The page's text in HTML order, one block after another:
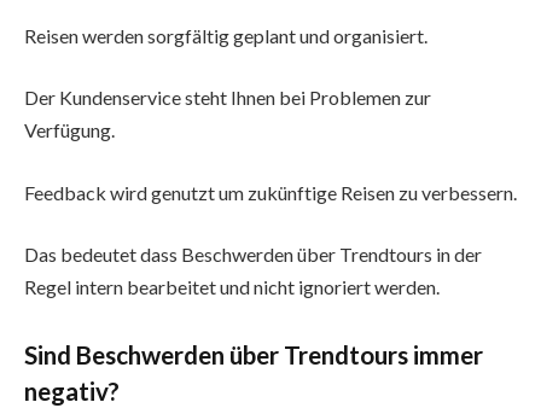
Reisen werden sorgfältig geplant und organisiert.
Der Kundenservice steht Ihnen bei Problemen zur
Verfügung.
Feedback wird genutzt um zukünftige Reisen zu verbessern.
Das bedeutet dass Beschwerden über Trendtours in der
Regel intern bearbeitet und nicht ignoriert werden.
Sind Beschwerden über Trendtours immer
negativ?